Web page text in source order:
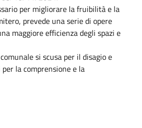
per migliorare la fruibilità e la
prevede una serie di opere
maggiore efficienza degli spazi e
si scusa per il disagio e
la comprensione e la